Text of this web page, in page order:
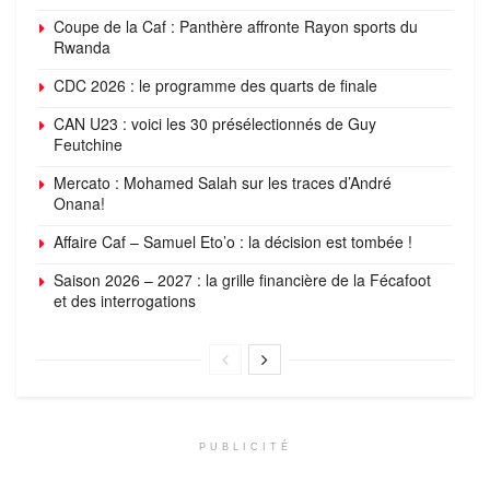
Coupe de la Caf : Panthère affronte Rayon sports du
Rwanda
CDC 2026 : le programme des quarts de finale
CAN U23 : voici les 30 présélectionnés de Guy
Feutchine
Mercato : Mohamed Salah sur les traces d’André
Onana!
Affaire Caf – Samuel Eto’o : la décision est tombée !
Saison 2026 – 2027 : la grille financière de la Fécafoot
et des interrogations
PUBLICITÉ